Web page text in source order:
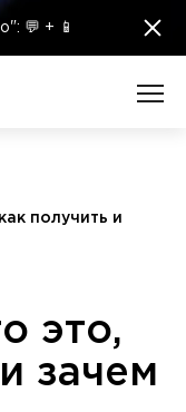
💬 + 📱 ×
получить и
это,
зачем